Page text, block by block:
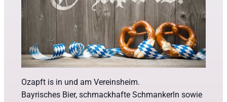
Ozapft is in und am Vereinsheim.
Bayrisches Bier, schmackhafte Schmankerln sowie